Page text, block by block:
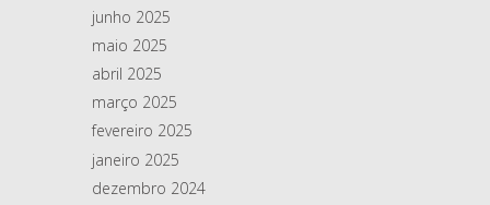
junho 2025
maio 2025
abril 2025
março 2025
fevereiro 2025
janeiro 2025
dezembro 2024